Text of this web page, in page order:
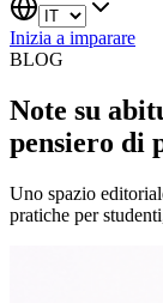
Inizia a imparare
BLOG
Note su
pensiero di
Uno spazio
pratiche per